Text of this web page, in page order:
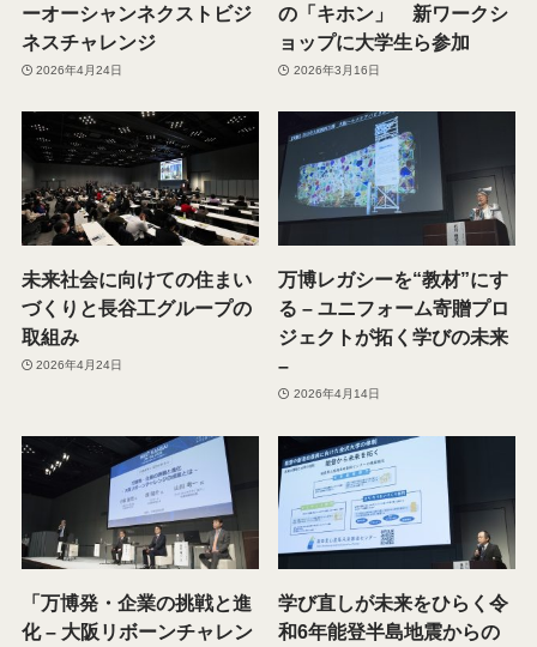
ーオーシャンネクストビジ
ネスチャレンジ
2026年4月24日
の「キホン」 新ワークシ
ョップに大学生ら参加
2026年3月16日
未来社会に向けての住まい
づくりと長谷工グループの
取組み
2026年4月24日
万博レガシーを“教材”にす
る – ユニフォーム寄贈プロ
ジェクトが拓く学びの未来
–
2026年4月14日
「万博発・企業の挑戦と進
化 – 大阪リボーンチャレン
学び直しが未来をひらく令
和6年能登半島地震からの